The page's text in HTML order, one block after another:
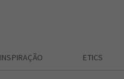
INSPIRAÇÃO ETICS